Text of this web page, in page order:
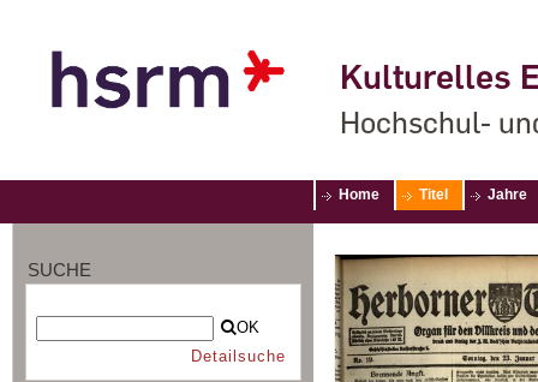
Kulturelles
Hochschul-
Home Titel Jahre
SUCHE
OK
Detailsuche